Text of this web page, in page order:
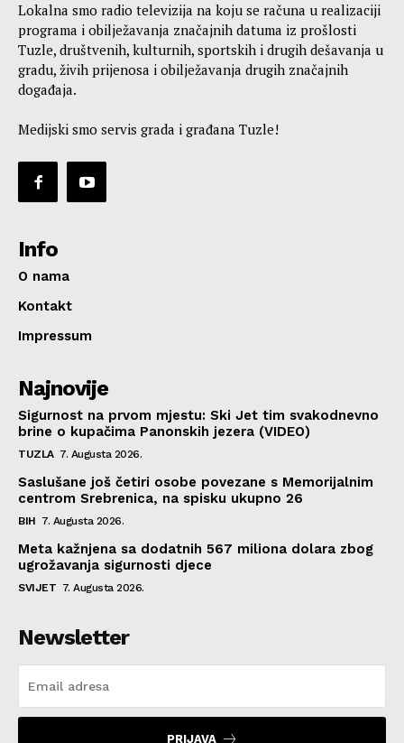
Lokalna smo radio televizija na koju se računa u realizaciji
programa i obilježavanja značajnih datuma iz prošlosti
Tuzle, društvenih, kulturnih, sportskih i drugih dešavanja u
gradu, živih prijenosa i obilježavanja drugih značajnih
događaja.
Medijski smo servis grada i građana Tuzle!
Info
O nama
Kontakt
Impressum
Najnovije
Sigurnost na prvom mjestu: Ski Jet tim svakodnevno
brine o kupačima Panonskih jezera (VIDEO)
TUZLA 7. Augusta 2026.
Saslušane još četiri osobe povezane s Memorijalnim
centrom Srebrenica, na spisku ukupno 26
BIH 7. Augusta 2026.
Meta kažnjena sa dodatnih 567 miliona dolara zbog
ugrožavanja sigurnosti djece
SVIJET 7. Augusta 2026.
Newsletter
PRIJAVA